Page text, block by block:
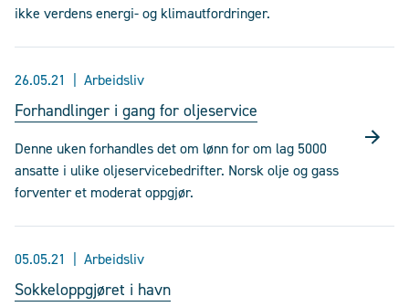
ikke verdens energi- og klimautfordringer.
26.05.21 Arbeidsliv
Forhandlinger i gang for oljeservice
Denne uken forhandles det om lønn for om lag 5000
ansatte i ulike oljeservicebedrifter. Norsk olje og gass
forventer et moderat oppgjør.
05.05.21 Arbeidsliv
Sokkeloppgjøret i havn